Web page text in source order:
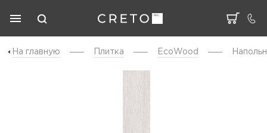
На главную Плитка EcoWood